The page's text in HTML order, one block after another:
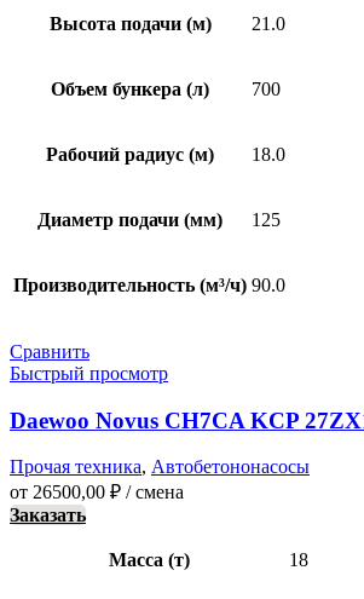
Высота подачи (м) 21.0
Объем бункера (л) 700
Рабочий радиус (м) 18.0
Диаметр подачи (мм) 125
Производительность (м³/ч) 90.0
Сравнить
Быстрый просмотр
Daewoo Novus CH7CA KCP
Прочая техника, Автобетононасосы
от 26500,00 ₽ / смена
Заказать
Масса (т) 18